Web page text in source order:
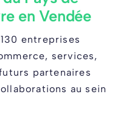
en Vendée
entreprises
services,
partenaires
au sein